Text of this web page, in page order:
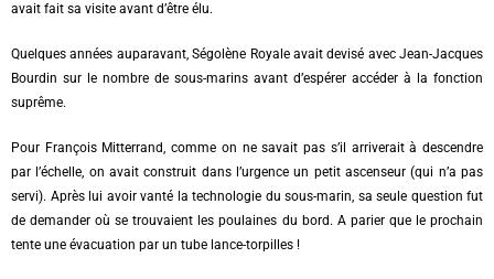
avait fait sa visite avant d’être élu.
Quelques années auparavant, Ségolène Royale avait devisé avec Jean-Jacques
Bourdin sur le nombre de sous-marins avant d’espérer accéder à la fonction
suprême.
Pour François Mitterrand, comme on ne savait pas s’il arriverait à descendre
par l’échelle, on avait construit dans l’urgence un petit ascenseur (qui n’a pas
servi). Après lui avoir vanté la technologie du sous-marin, sa seule question fut
de demander où se trouvaient les poulaines du bord. A parier que le prochain
tente une évacuation par un tube lance-torpilles !